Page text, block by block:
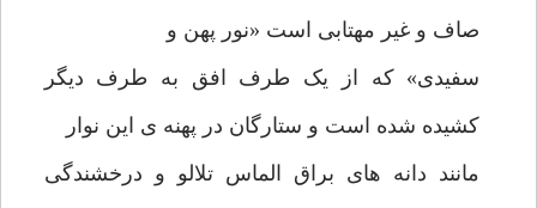
صاف و غیر مهتابی است «نور پهن و
سفیدی» که از یک طرف افق به طرف دیگر
کشیده شده است و ستارگان در پهنه ی این نوار
مانند دانه های براق الماس تلالو و درخشندگی